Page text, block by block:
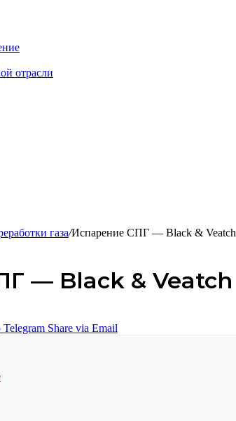
отрасли
газа/Испарение СПГ — Black & Veatch
— Black & Veatch
Telegram Share via Email